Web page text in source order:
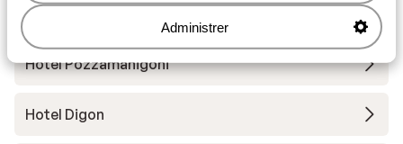
Administrer
Hotel Ingram
Hotel Pozzamanigoni
Hotel Digon